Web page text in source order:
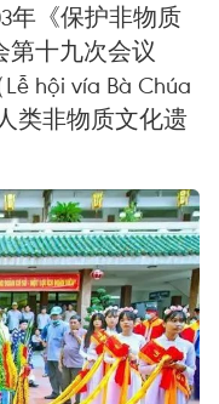
年《保护非物质
第十九次会议
hội vía Bà Chúa
类非物质文化遗